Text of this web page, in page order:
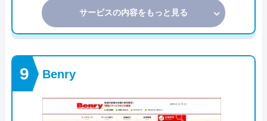
サービスの内容をもっと見る
Benry